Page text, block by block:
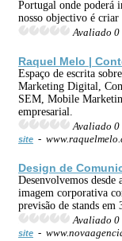
Portugal onde poderá
nosso objectivo é criar
Avaliado 0
Raquel Melo |
Espaço de escrita
Marketing Digital,
SEM, Mobile
empresarial.
Avaliado 0
site -
Design de
Desenvolvemos desde
imagem corporativa
previsão de stands em
Avaliado 0
site -